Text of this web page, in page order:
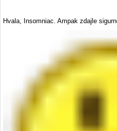
Hvala, Insomniac. Ampak zdajle